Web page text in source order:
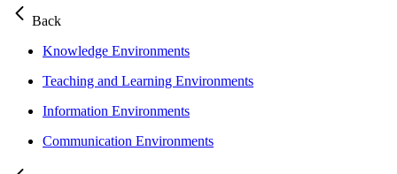
Back
Knowledge Environments
Teaching and Learning Environments
Information Environments
Communication Environments